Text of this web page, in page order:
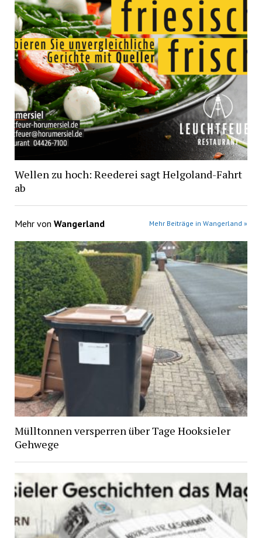
Wellen zu hoch: Reederei sagt Helgoland-Fahrt
ab
Mehr von Wangerland Mehr Beiträge in Wangerland »
Mülltonnen versperren über Tage Hooksieler
Gehwege